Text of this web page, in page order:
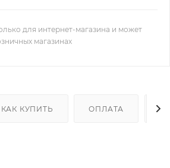
для интернет-магазина и может
магазинах
КАК КУПИТЬ ОПЛАТА